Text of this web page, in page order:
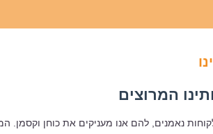
המרוצים
ועם מאות לקוחות נאמנים, להם אנו מעניקים את כוחן